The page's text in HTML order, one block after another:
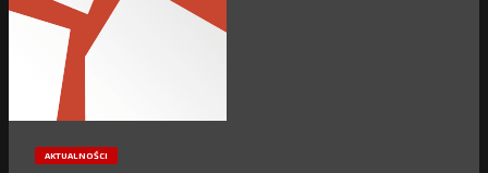
AKTUALNOŚCI